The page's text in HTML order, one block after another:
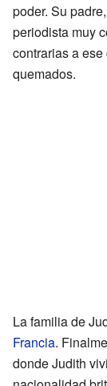
poder. Su
periodista muy
contrarias a
quemados.
La familia de
Francia.
donde Judith